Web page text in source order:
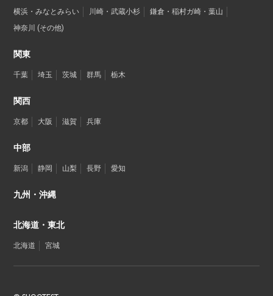
横浜・みなとみらい 川崎・武蔵小杉
鎌倉・稲村ガ崎・葉山
神奈川 (その他)
関東
千葉 埼玉 茨城 群馬 栃木
関西
京都 大阪 滋賀 兵庫
中部
新潟 静岡 山梨 長野 愛知
九州・沖縄
北海道・東北
北海道 宮城